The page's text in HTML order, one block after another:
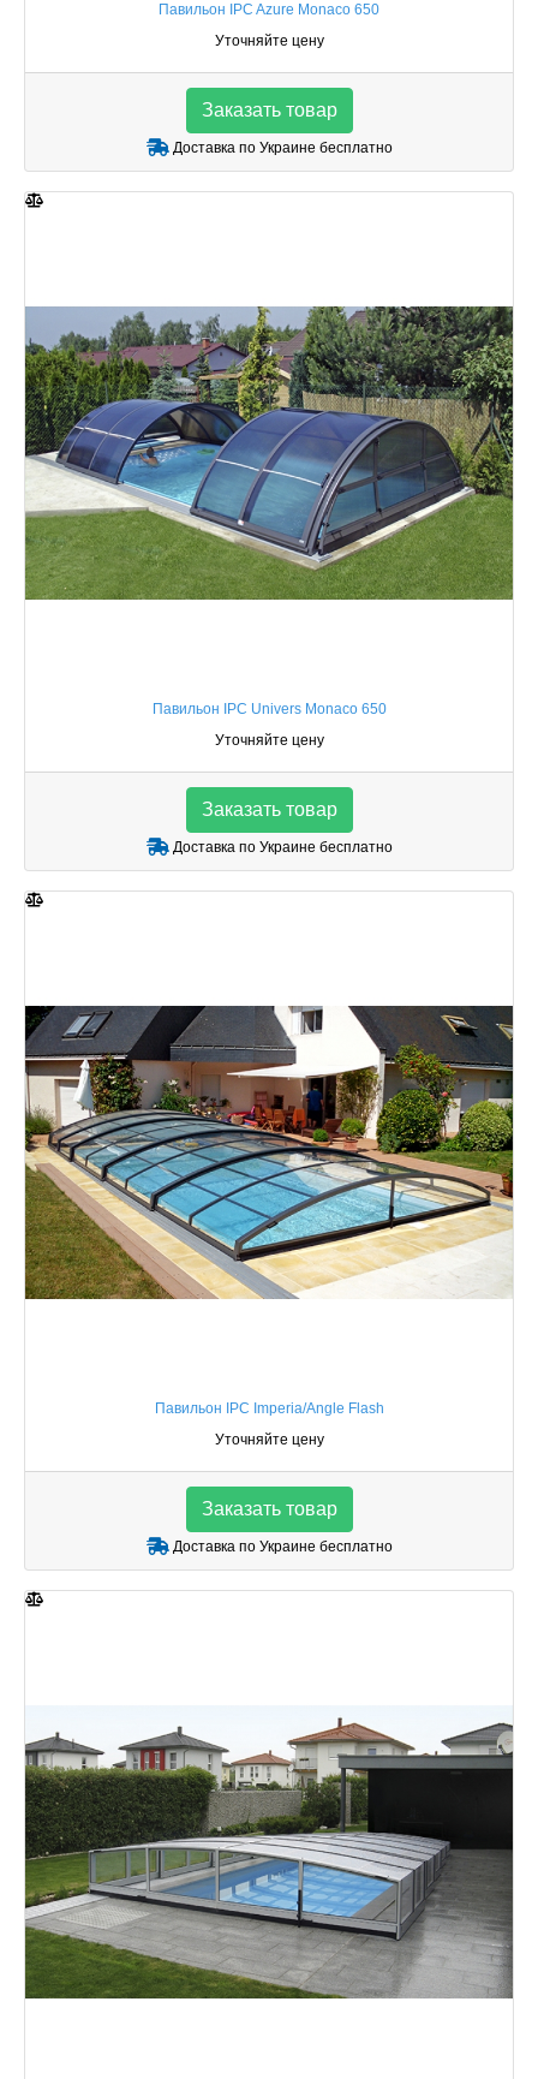
Павильон IPC Azure Monaco 650
Уточняйте цену
Заказать товар
Доставка по Украине бесплатно
Павильон IPC Univers Monaco 650
Уточняйте цену
Заказать товар
Доставка по Украине бесплатно
Павильон IPC Imperia/Angle Flash
Уточняйте цену
Заказать товар
Доставка по Украине бесплатно